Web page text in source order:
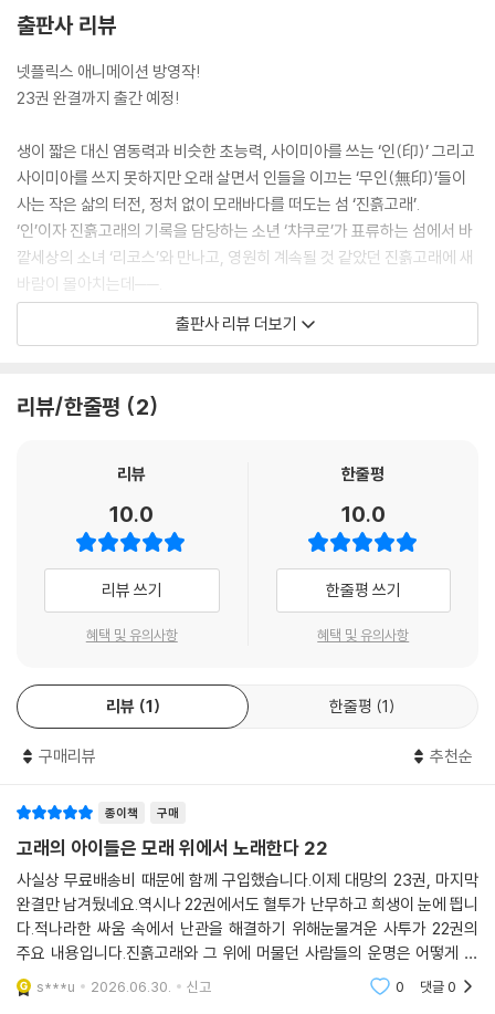
출판사 리뷰
넷플릭스 애니메이션 방영작!
23권 완결까지 출간 예정!
생이 짧은 대신 염동력과 비슷한 초능력, 사이미아를 쓰는 ‘인(印)’ 그리고
사이미아를 쓰지 못하지만 오래 살면서 인들을 이끄는 ‘무인(無印)’들이
사는 작은 삶의 터전, 정처 없이 모래바다를 떠도는 섬 ‘진흙고래’.
‘인’이자 진흙고래의 기록을 담당하는 소년 ‘챠쿠로’가 표류하는 섬에서 바
깥세상의 소녀 ‘리코스’와 만나고, 영원히 계속될 것 같았던 진흙고래에 새
바람이 몰아치는데──.
신비롭고 독특한 모래바다 판타지.
출판사 리뷰 더보기
리뷰/한줄평 2
리뷰
10.0
리뷰 쓰기
혜택 및 유의사항
한줄평
10.0
한줄평 쓰기
혜택 및 유의사항
리뷰 1 한줄평 1
구매리뷰 추천순
종이책 구매
고래의 아이들은 모래 위에서 노래한다 22
사실상 무료배송비 때문에 함께 구입했습니다.이제 대망의 23권, 마지막
완결만 남겨뒀네요.역시나 22권에서도 혈투가 난무하고 희생이 눈에 띕니
다.적나라한 싸움 속에서 난관을 해결하기 위해눈물겨운 사투가 22권의
주요 내용입니다.진흙고래와 그 위에 머물던 사람들의 운명은 어떻게 될
것인지,23권을 조만간 구입해서 읽어봐야겠습니다. 중간에 출간이 뚝 끊
겨서 아쉬웠는데무사히
s***u 2026.06.30. 신고 0 댓글0